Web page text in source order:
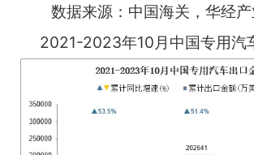
数据来源：中国海关，华经
2021-2023年10月中国专用汽